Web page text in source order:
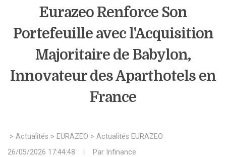
Eurazeo Renforce Son
Portefeuille avec l'Acquisition
Majoritaire de Babylon,
Innovateur des Aparthotels en
France
> Actualités > EURAZEO > Actualités EURAZEO
26/05/2026 17:44:48
Par Infinance